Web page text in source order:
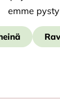
emme